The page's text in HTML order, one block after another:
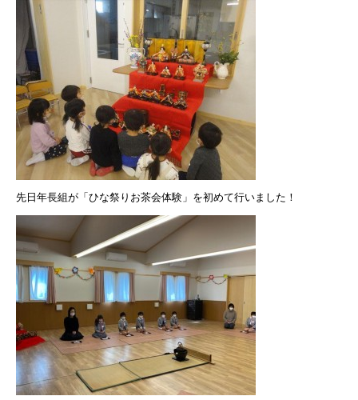
先日年長組が「ひな祭りお茶会体験」を初めて行いました！